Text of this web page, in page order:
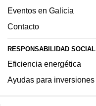
Eventos en Galicia
Contacto
RESPONSABILIDAD SOCIAL
Eficiencia energética
Ayudas para inversiones